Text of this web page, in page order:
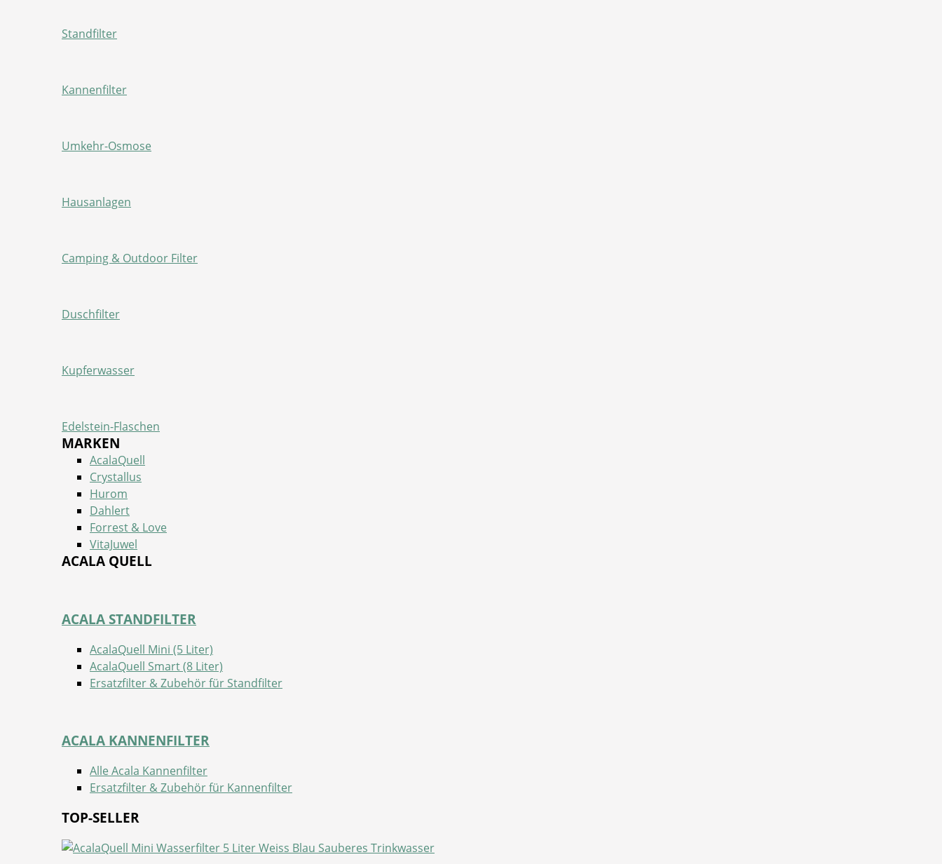
Standfilter
Kannenfilter
Umkehr-Osmose
Hausanlagen
Camping & Outdoor Filter
Duschfilter
Kupferwasser
Edelstein-Flaschen
MARKEN
AcalaQuell
Crystallus
Hurom
Dahlert
Forrest & Love
VitaJuwel
ACALA QUELL
ACALA STANDFILTER
AcalaQuell Mini (5 Liter)
AcalaQuell Smart (8 Liter)
Ersatzfilter & Zubehör für Standfilter
ACALA KANNENFILTER
Alle Acala Kannenfilter
Ersatzfilter & Zubehör für Kannenfilter
TOP-SELLER